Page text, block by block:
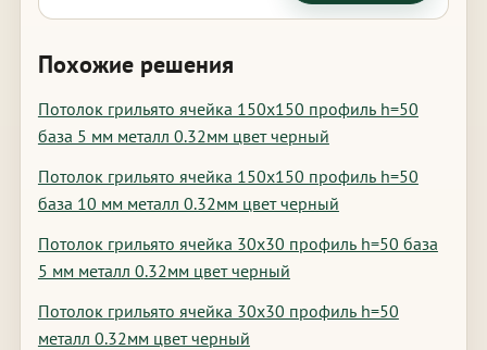
Похожие решения
Потолок грильято ячейка 150х150 профиль h=50
база 5 мм металл 0.32мм цвет черный
Потолок грильято ячейка 150х150 профиль h=50
база 10 мм металл 0.32мм цвет черный
Потолок грильято ячейка 30х30 профиль h=50 база
5 мм металл 0.32мм цвет черный
Потолок грильято ячейка 30х30 профиль h=50
металл 0.32мм цвет черный